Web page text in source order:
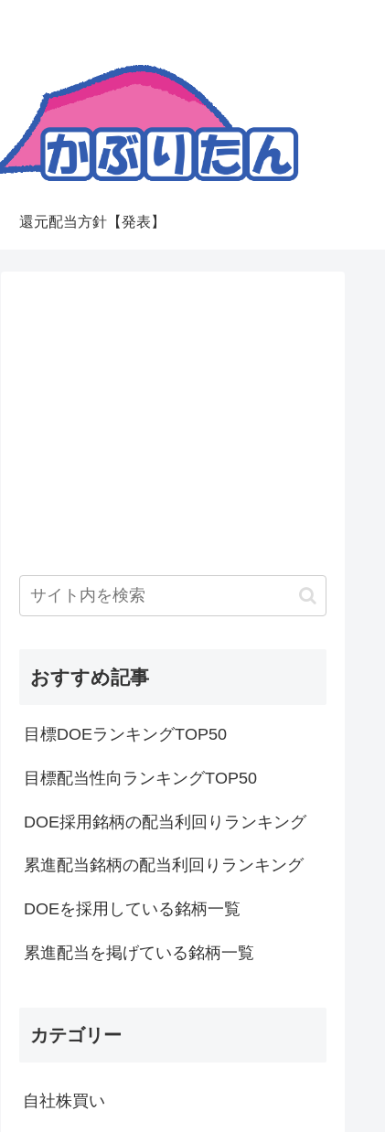
還元配当方針【発表】
おすすめ記事
目標DOEランキングTOP50
目標配当性向ランキングTOP50
DOE採用銘柄の配当利回りランキング
累進配当銘柄の配当利回りランキング
DOEを採用している銘柄一覧
累進配当を掲げている銘柄一覧
カテゴリー
自社株買い